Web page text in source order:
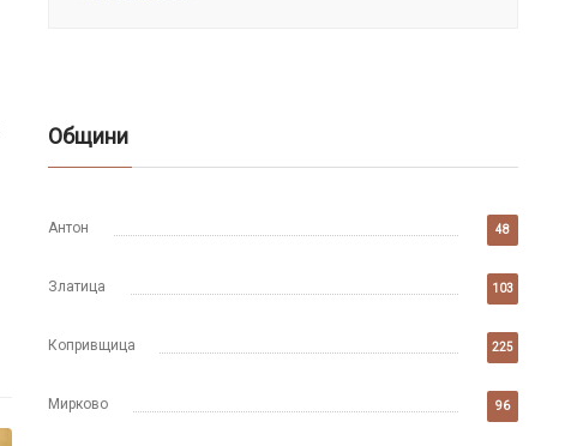
Общини
Антон 48
Златица 103
Копривщица 225
Мирково 96